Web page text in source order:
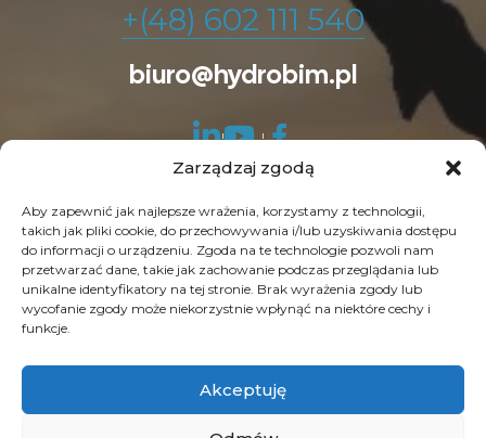
Zarządzaj zgodą
Aby zapewnić jak najlepsze wrażenia, korzystamy z technologii,
takich jak pliki cookie, do przechowywania i/lub uzyskiwania dostępu
do informacji o urządzeniu. Zgoda na te technologie pozwoli nam
przetwarzać dane, takie jak zachowanie podczas przeglądania lub
unikalne identyfikatory na tej stronie. Brak wyrażenia zgody lub
wycofanie zgody może niekorzystnie wpłynąć na niektóre cechy i
funkcje.
Akceptuję
+(48) 602 111 540
biuro@hydrobim.pl
© Copyright 2026 HydroBIM. Wszelkie prawa
zastrzeżone. SEO byContrade